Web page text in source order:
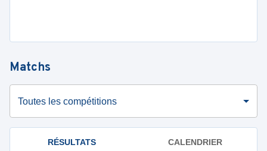
Matchs
Toutes les compétitions
RÉSULTATS CALENDRIER